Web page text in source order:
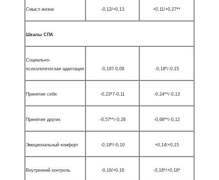
Смысл жизни -0,12/+0,13 +0,11/+0,27**
Шкалы СПА
Социально-
психологическая адаптация
-0,197-0,09 -0,18*/-0,15
Принятие себя -0,23*7-0,11 -0,24**/-0,13
Принятие других -0,57**/-0,28 -0,68**/-0,12
Эмоциональный комфорт -0,18*/-0,10 +0,14/+0,15
Внутренний контроль -0,16/+0,16 -0,18*/+0,18*